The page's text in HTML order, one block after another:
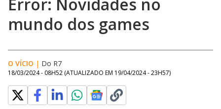
mundo dos games
O VÍCIO | Do R7
18/03/2024 - 08H52 (ATUALIZADO EM 19/04/2024 - 23H57)